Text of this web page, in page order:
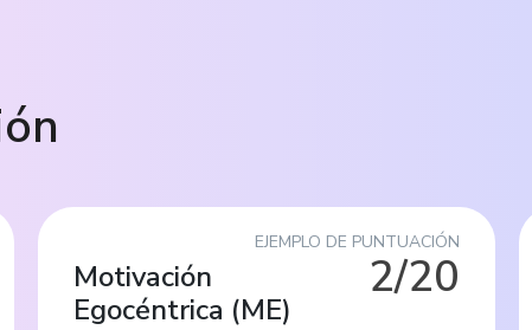
EJEMPLO DE PUNTUACIÓN
2/20
Motivación
Egocéntrica (ME)